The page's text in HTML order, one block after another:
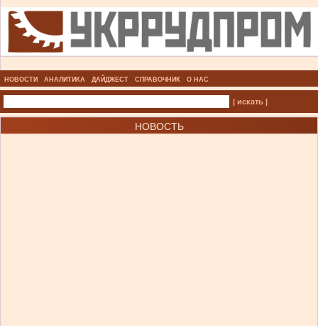
НОВОСТИ АНАЛИТИКА ДАЙДЖЕСТ СПРАВОЧНИК О НАС
| искать |
НОВОСТЬ